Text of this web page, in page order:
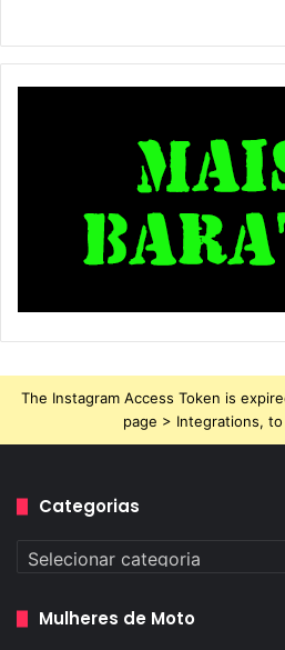
The Instagram Access Token is
page > Integrations,
Categorias
Categorias
Mulheres de Moto